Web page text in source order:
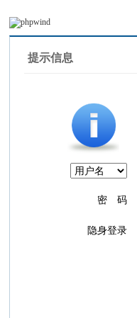
提示信息
密 码
隐身登录